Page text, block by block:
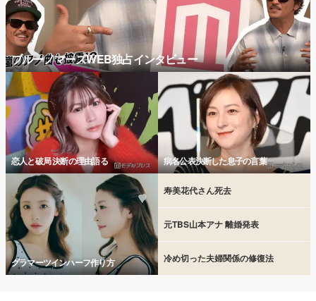
ブルーノマーズWEB独占インタビュー
恋人と破局 決断の理由語る 病名公表決断した息子の言葉
グラマーツインハーフ作り方
寿美花代さん死去
元TBS山本アナ 離婚発表
冷め切った夫婦関係の修復法